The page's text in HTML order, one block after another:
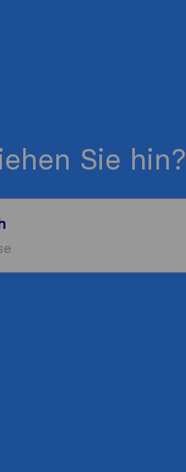
Sie hin?